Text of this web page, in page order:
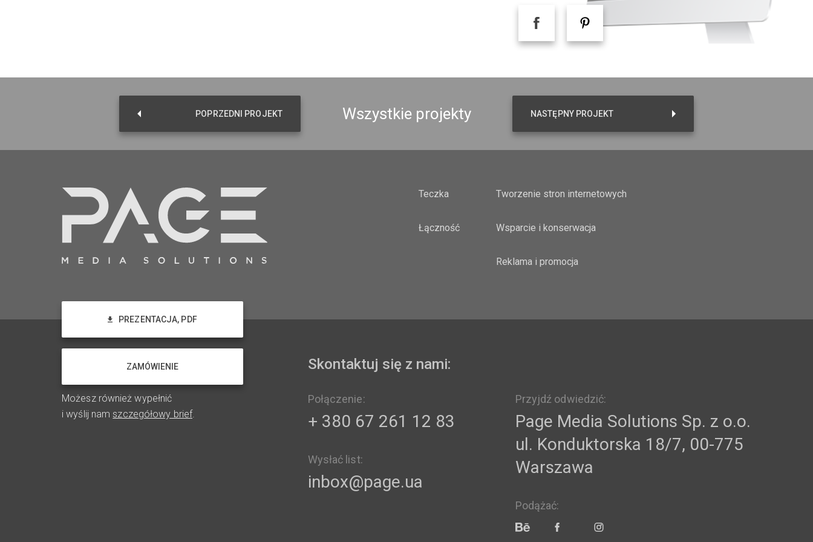
POPRZEDNI PROJEKT Wszystkie projekty NASTĘPNY PROJEKT
PREZENTACJA, PDF
ZAMÓWIENIE
Możesz również wypełnić
i wyślij nam szczegółowy brief.
Teczka
Łączność
Tworzenie stron internetowych
Wsparcie i konserwacja
Reklama i promocja
Skontaktuj się z nami:
Połączenie:
+ 380 67 261 12 83
Wysłać list:
inbox@page.ua
Przyjdź odwiedzić:
Page Media Solutions Sp. z o.o.
ul. Konduktorska 18/7, 00-775
Warszawa
Podążać: